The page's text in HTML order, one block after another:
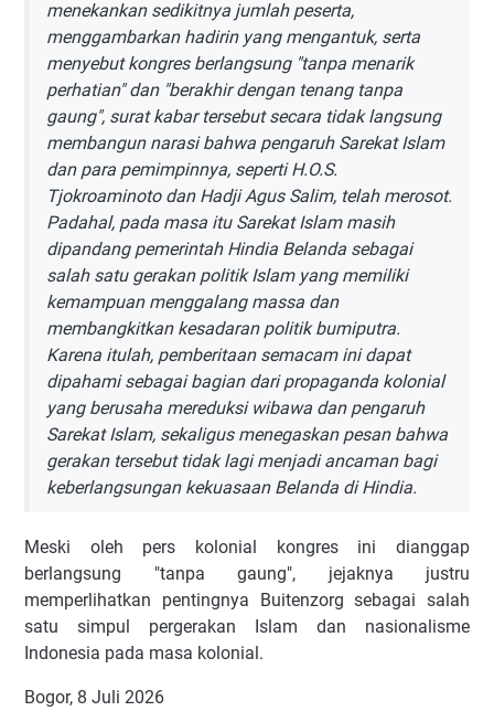
menekankan sedikitnya jumlah peserta,
menggambarkan hadirin yang mengantuk, serta
menyebut kongres berlangsung "tanpa menarik
perhatian" dan "berakhir dengan tenang tanpa
gaung", surat kabar tersebut secara tidak langsung
membangun narasi bahwa pengaruh Sarekat Islam
dan para pemimpinnya, seperti H.O.S.
Tjokroaminoto dan Hadji Agus Salim, telah merosot.
Padahal, pada masa itu Sarekat Islam masih
dipandang pemerintah Hindia Belanda sebagai
salah satu gerakan politik Islam yang memiliki
kemampuan menggalang massa dan
membangkitkan kesadaran politik bumiputra.
Karena itulah, pemberitaan semacam ini dapat
dipahami sebagai bagian dari propaganda kolonial
yang berusaha mereduksi wibawa dan pengaruh
Sarekat Islam, sekaligus menegaskan pesan bahwa
gerakan tersebut tidak lagi menjadi ancaman bagi
keberlangsungan kekuasaan Belanda di Hindia.
Meski oleh pers kolonial kongres ini dianggap
berlangsung "tanpa gaung", jejaknya justru
memperlihatkan pentingnya Buitenzorg sebagai salah
satu simpul pergerakan Islam dan nasionalisme
Indonesia pada masa kolonial.
Bogor, 8 Juli 2026